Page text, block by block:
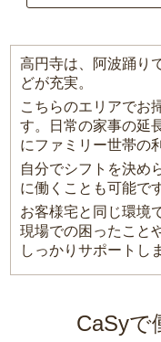
高円寺は、阿波踊り
どが充実。
こちらのエリアでお
す。日常の家事の延
にファミリー世帯の
自分でシフトを決め
に働くことも可能で
お客様宅と同じ環境
現場での困ったこと
しっかりサポートし
CaSyで